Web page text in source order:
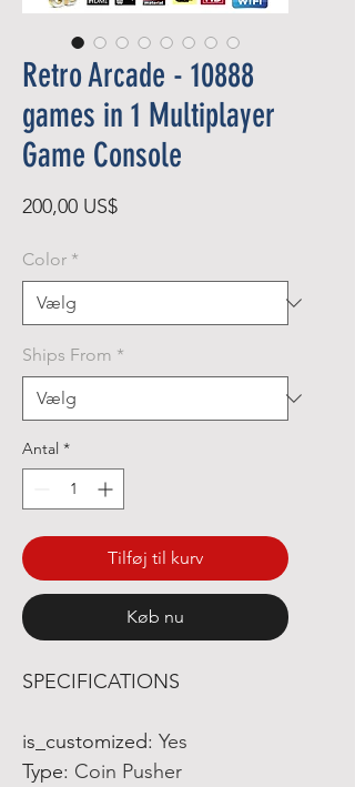
Retro Arcade - 10888
games in 1 Multiplayer
Game Console
200,00 US$Pris
Color *
Ships From *
Antal *
Tilføj til kurv
Køb nu
SPECIFICATIONS
is_customized: Yes
Type: Coin Pusher